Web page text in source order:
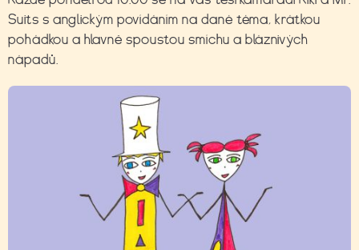
Suits s anglickým povídáním na dané téma, krátkou
pohádkou a hlavně spoustou smíchu a bláznivých
nápadů.